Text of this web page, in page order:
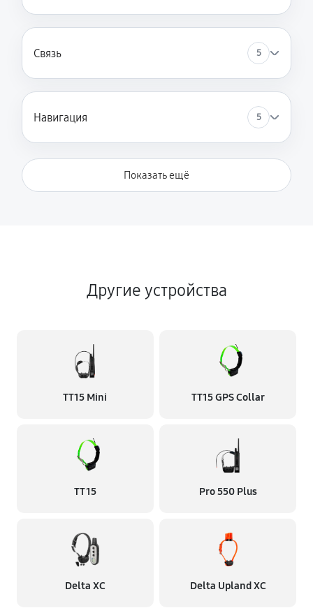
Связь 5
Навигация 5
Показать ещё
Другие устройства
TT15 Mini TT15 GPS Collar
TT 15 Pro 550 Plus
Delta XC Delta Upland XC